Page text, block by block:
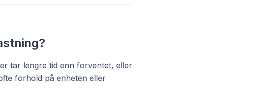
tar lengre tid enn forventet, eller
forhold på enheten eller